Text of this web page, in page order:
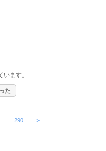
ます。
た
290 ＞